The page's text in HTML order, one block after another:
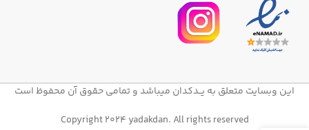
این وبسایت متعلق به یــدکدان میباشد و تمامی حقوق آن محفوظ است
Copyright 2024 yadakdan. All rights reserved